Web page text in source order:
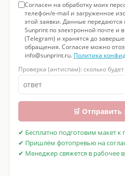
Согласен на обработку моих
телефон/e-mail и загруженное
этой заявки. Данные
Sunprint по электронной почте и
(Telegram) и хранятся до
обращения. Согласие можно
info@sunprint.ru. Политика
Проверка (антиспам): сколько будет
🛒 Отправить
✔ Бесплатно подготовим макет к
✔ Пришлём фотопревью на
✔ Менеджер свяжется в рабочее